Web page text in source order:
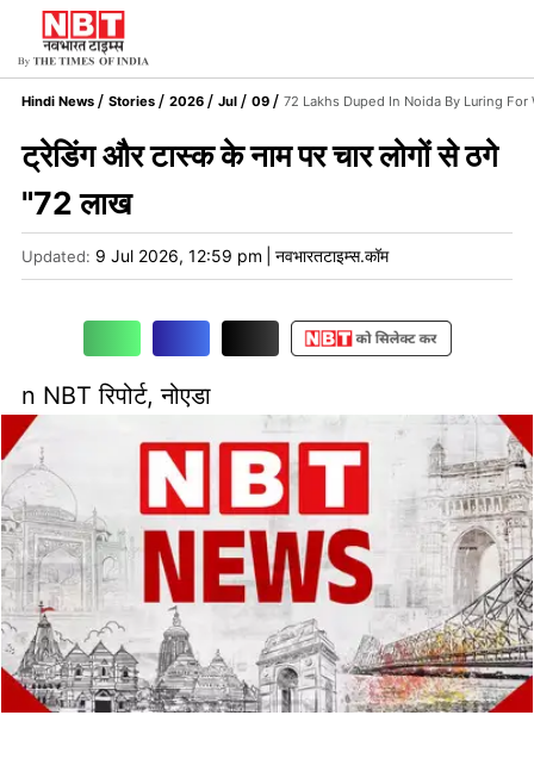
Hindi News Stories 2026 Jul 09 72 Lakhs Duped In Noida By Luring
ट्रेडिंग और टास्क के नाम पर चार लोगों से ठगे
"72 लाख
Updated: 9 Jul 2026, 12:59 pm नवभारतटाइम्स.कॉम
n NBT रिपोर्ट, नोएडा